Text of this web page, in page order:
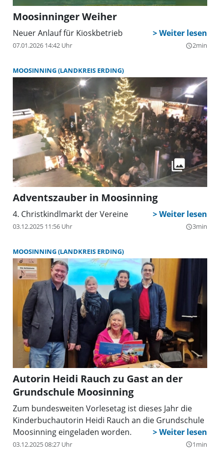
Moosinninger Weiher
Neuer Anlauf für Kioskbetrieb
07.01.2026 14:42 Uhr query_builder2min
MOOSINNING (LANDKREIS ERDING)
Adventszauber in Moosinning
4. Christkindlmarkt der Vereine
03.12.2025 11:56 Uhr query_builder3min
MOOSINNING (LANDKREIS ERDING)
Autorin Heidi Rauch zu Gast an der
Grundschule Moosinning
Zum bundesweiten Vorlesetag ist dieses Jahr die
Kinderbuchautorin Heidi Rauch an die Grundschule
Moosinning eingeladen worden.
03.12.2025 08:27 Uhr query_builder1min